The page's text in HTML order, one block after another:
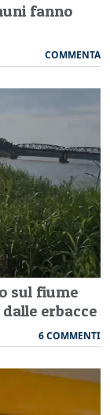
fanno
COMMENTA
sul fiume
erbacce
6 COMMENTI